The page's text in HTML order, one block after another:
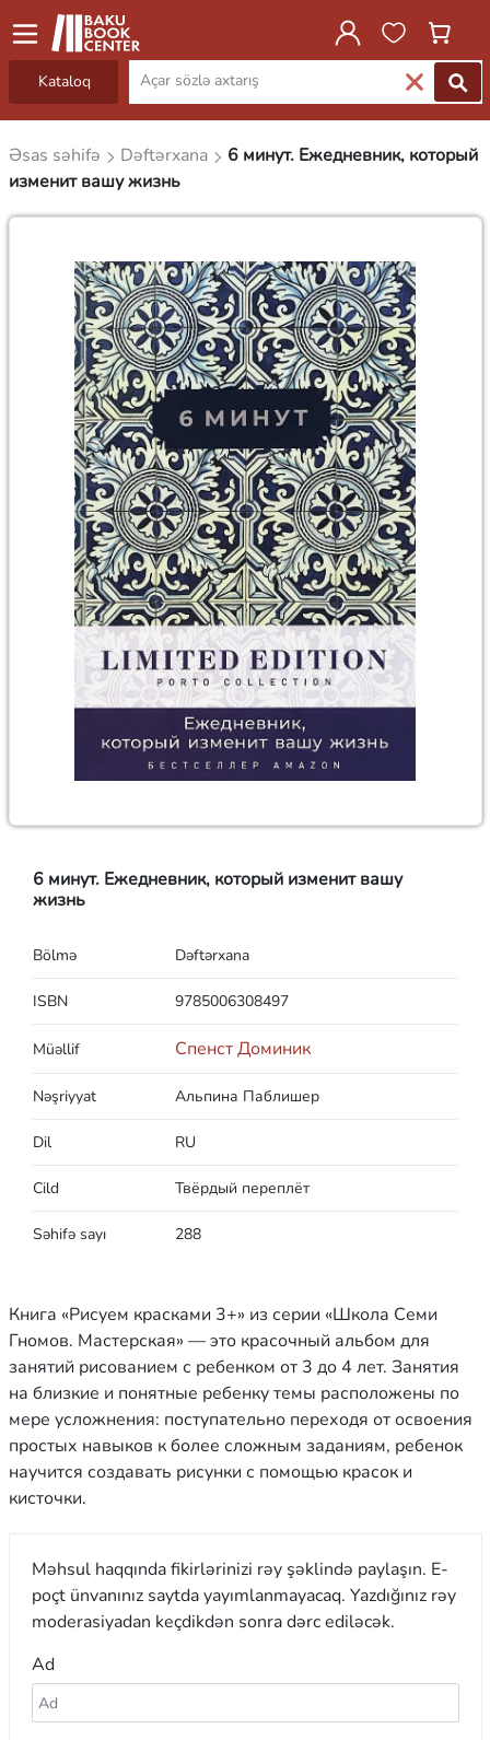
Kataloq
Əsas səhifə Dəftərxana
6 минут. Ежедневник, который
изменит вашу жизнь
6 минут. Ежедневник, который изменит вашу
жизнь
Bölmə Dəftərxana
ISBN 9785006308497
Müəllif Спенст Доминик
Nəşriyyat Альпина Паблишер
Dil RU
Cild Твёрдый переплёт
Səhifə sayı 288
Книга «Рисуем красками 3+» из серии «Школа Семи
Гномов. Мастерская» — это красочный альбом для
занятий рисованием с ребенком от 3 до 4 лет. Занятия
на близкие и понятные ребенку темы расположены по
мере усложнения: поступательно переходя от освоения
простых навыков к более сложным заданиям, ребенок
научится создавать рисунки с помощью красок и
кисточки.
Məhsul haqqında fikirlərinizi rəy şəklində paylaşın. E-
poçt ünvanınız saytda yayımlanmayacaq. Yazdığınız rəy
moderasiyadan keçdikdən sonra dərc ediləcək.
Ad